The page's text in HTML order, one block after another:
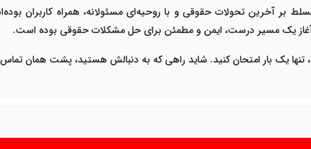
بر آخرین تحولات حقوقی و با روحیه‌ای مسئولانه، همراه کاربران
آغاز یک مسیر درست، ایمن و مطمئن برای حل مشکلات حقوقی بوده است.
تنها یک بار امتحان کنید. شاید راهی که به دنبالش هستید، پشت همان